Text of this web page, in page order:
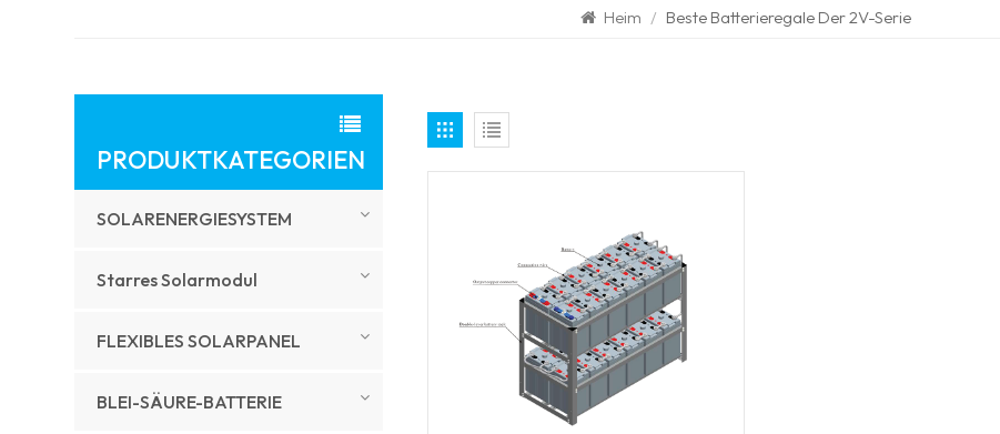
Heim / Beste Batterieregale Der 2V-Serie
PRODUKTKATEGORIEN
SOLARENERGIESYSTEM
Starres Solarmodul
FLEXIBLES SOLARPANEL
BLEI-SÄURE-BATTERIE